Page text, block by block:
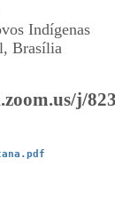
Indígenas
Brasília
j/